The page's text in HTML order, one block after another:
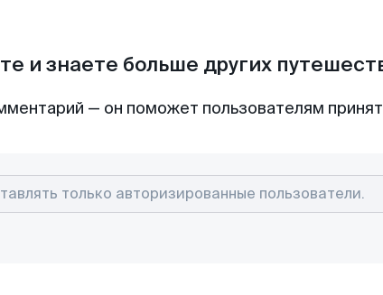
и знаете больше других
— он поможет пользователям